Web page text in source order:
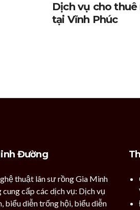
Dịch vụ cho
tại Vĩnh Phúc
Đường
thuật lân sư rồng Gia Minh
cấp các dịch vụ: Dịch vụ
biểu diễn trống hội, biểu diễn